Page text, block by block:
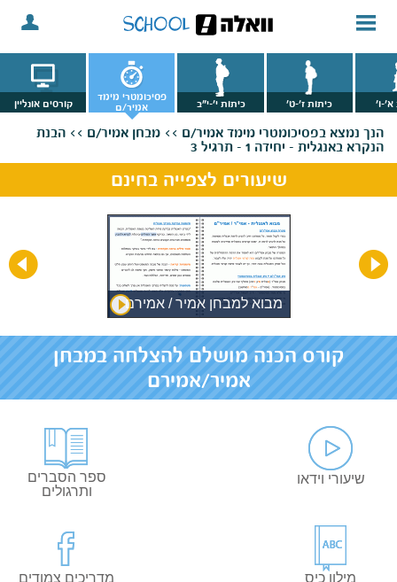
א'-ו' כיתות ז'-ט' כיתות י'-י"ב
פסיכומטרי מימד
אמיר/ם
קורסים אונליין
הנך נמצא בפסיכומטרי מימד אמיר/ם >> מבחן אמיר/ם >> הבנת
הנקרא באנגלית - יחידה 1 - תרגיל 3
שיעורים לצפייה בחינם
מבוא למבחן אמיר / אמירם
קורס הכנה מושלם להצלחה במבחן
אמיר/אמירם
שיעורי וידאו
ספר הסברים
ותרגולים
מילון כיס
מדריכים צמודים